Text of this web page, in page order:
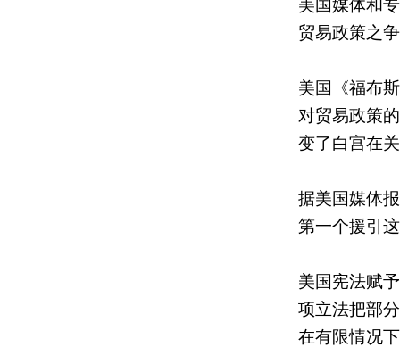
美国媒体和
贸易政策之
美国《福布
对贸易政策
变了白宫在
据美国媒体
第一个援引
美国宪法赋
项立法把部
在有限情况